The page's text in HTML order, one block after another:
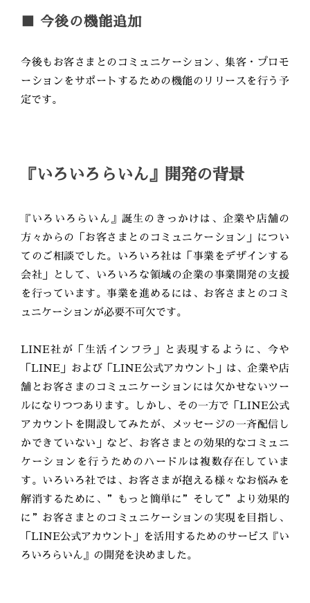
■ 今後の機能追加
今後もお客さまとのコミュニケーション、集客・プロモ
ーションをサポートするための機能のリリースを行う予
定です。
『いろいろらいん』開発の背景
『いろいろらいん』誕生のきっかけは、企業や店舗の
方々からの「お客さまとのコミュニケーション」につい
てのご相談でした。いろいろ社は「事業をデザインする
会社」として、いろいろな領域の企業の事業開発の支援
を行っています。事業を進めるには、お客さまとのコミ
ュニケーションが必要不可欠です。
LINE社が「生活インフラ」と表現するように、今や
「LINE」および「LINE公式アカウント」は、企業や店
舗とお客さまのコミュニケーションには欠かせないツー
ルになりつつあります。しかし、その一方で「LINE公式
アカウントを開設してみたが、メッセージの一斉配信し
かできていない」など、お客さまとの効果的なコミュニ
ケーションを行うためのハードルは複数存在していま
す。いろいろ社では、お客さまが抱える様々なお悩みを
解消するために、”もっと簡単に”そして”より効果的
に”お客さまとのコミュニケーションの実現を目指し、
「LINE公式アカウント」を活用するためのサービス『い
ろいろらいん』の開発を決めました。